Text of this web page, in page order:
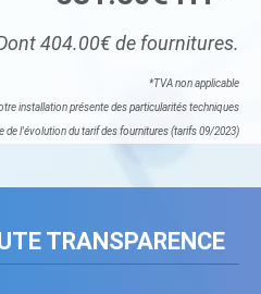
404.00€ de fournitures.
*TVA non applicable
installation présente des particularités techniques
de l'évolution du tarif des fournitures (tarifs 09/2023)
TRANSPARENCE